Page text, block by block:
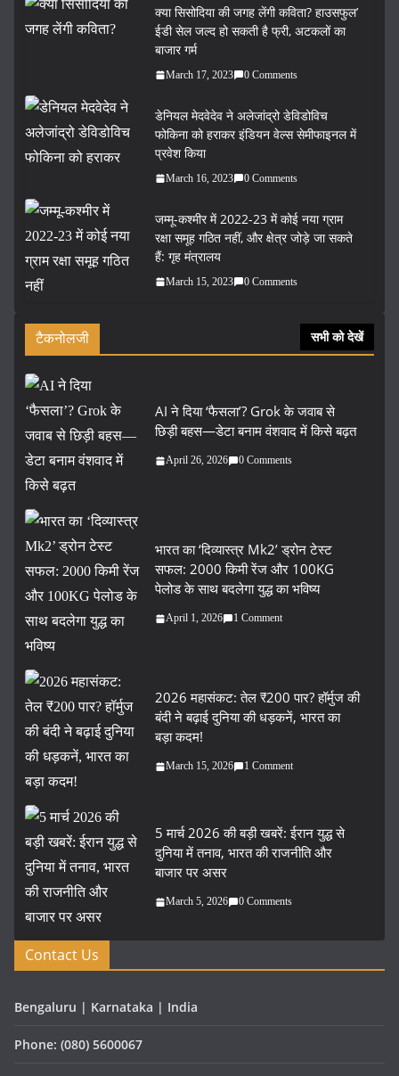
क्या सिसोदिया की जगह लेंगी कविता? हाउसफुल’
ईडी सेल जल्द हो सकती है फ्री, अटकलों का
बाजार गर्म
March 17, 2023 0 Comments
डेनियल मेदवेदेव ने अलेजांद्रो डेविडोविच
फोकिना को हराकर इंडियन वेल्स सेमीफाइनल में
प्रवेश किया
March 16, 2023 0 Comments
जम्मू-कश्मीर में 2022-23 में कोई नया ग्राम
रक्षा समूह गठित नहीं, और क्षेत्र जोड़े जा सकते
हैं: गृह मंत्रालय
March 15, 2023 0 Comments
टैकनोलजी सभी को देखें
AI ने दिया ‘फैसला’? Grok के जवाब से
छिड़ी बहस—डेटा बनाम वंशवाद में किसे बढ़त
April 26, 2026 0 Comments
भारत का ‘दिव्यास्त्र Mk2’ ड्रोन टेस्ट
सफल: 2000 किमी रेंज और 100KG
पेलोड के साथ बदलेगा युद्ध का भविष्य
April 1, 2026 1 Comment
2026 महासंकट: तेल ₹200 पार? हॉर्मुज की
बंदी ने बढ़ाई दुनिया की धड़कनें, भारत का
बड़ा कदम!
March 15, 2026 1 Comment
5 मार्च 2026 की बड़ी खबरें: ईरान युद्ध से
दुनिया में तनाव, भारत की राजनीति और
बाजार पर असर
March 5, 2026 0 Comments
Contact Us
Bengaluru | Karnataka | India
Phone: (080) 5600067